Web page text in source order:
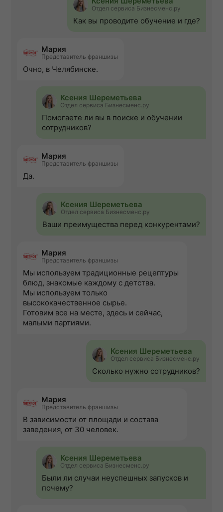
Отдел сервиса Бизнесменс.ру
Как вы проводите обучение и где?
Мария
Представитель франшизы
Очно, в Челябинске.
Ксения Шереметьева
Отдел сервиса Бизнесменс.ру
Помогаете ли вы в поиске и обучении
сотрудников?
Мария
Представитель франшизы
Да.
Ксения Шереметьева
Отдел сервиса Бизнесменс.ру
Ваши преимущества перед конкурентами?
Мария
Представитель франшизы
Мы используем традиционные рецептуры
блюд, знакомые каждому с детства.
Мы используем только
высококачественное сырье.
Готовим все на месте, здесь и сейчас,
малыми партиями.
Ксения Шереметьева
Отдел сервиса Бизнесменс.ру
Сколько нужно сотрудников?
Мария
Представитель франшизы
В зависимости от площади и состава
заведения, от 30 человек.
Ксения Шереметьева
Отдел сервиса Бизнесменс.ру
Были ли случаи неуспешных запусков и
почему?